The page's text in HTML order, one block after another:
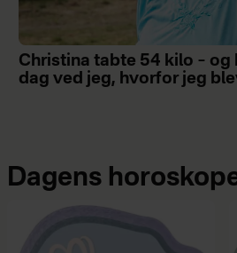
Christina tabte 54 kilo – og
dag ved jeg, hvorfor jeg
Dagens